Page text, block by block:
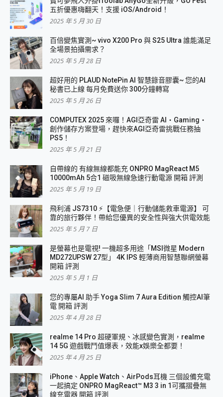
五折優惠嗨翻天！支援 iOS/Android！
2025 年 5 月 30 日
百倍變焦實測~ vivo X200 Pro 與 S25 Ultra 誰能滿足
全場景拍攝需求？
2025 年 5 月 28 日
超好用的 PLAUD NotePin AI 智慧錄音膠囊~ 您的AI
秘書已上線 每月免費送你 300分鐘轉寫
2025 年 5 月 26 日
COMPUTEX 2025 來囉！AGI亞奇雷 AI・Gaming・
創作儲存方案登場，趕快來AGI亞奇雷挑戰任務抽
PS5！
2025 年 5 月 21 日
自帶線的 有線無線都能充 ONPRO MagReact M5
10000mAh 5合1 磁吸無線急速行動電源 開箱 評測
2025 年 5 月 19 日
飛利浦 JS7310 ⚡【電急便｜行動儲能救車電源】 可
靠的旅行夥伴！帶給您優異的安全性與強大供電效能
2025 年 5 月 7 日
是螢幕也是電視! 一機超多用途「MSI微星 Modern
MD272UPSW 27型」 4K IPS 輕薄商用智慧聯網螢幕
開箱 評測
2025 年 5 月 1 日
您的專屬AI 助手 Yoga Slim 7 Aura Edition 觸控AI筆
電 開箱 評測
2025 年 4 月 28 日
realme 14 Pro 超硬軍規、冰感變色實測，realme
14 5G 遊戲戰鬥值爆表，效能x娛樂全都要！
2025 年 4 月 25 日
iPhone、Apple Watch、AirPods耳機 三個設備充電
一起搞定 ONPRO MagReact™ M3 3 in 1可攜摺疊無
線充電器 開箱 評測